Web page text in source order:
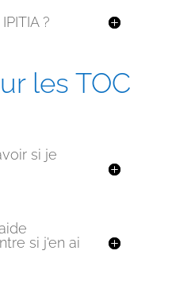
?
les TOC
si je
si j'en ai